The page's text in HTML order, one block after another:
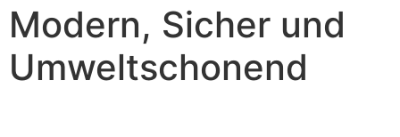
Modern, Sicher und
Umweltschonend